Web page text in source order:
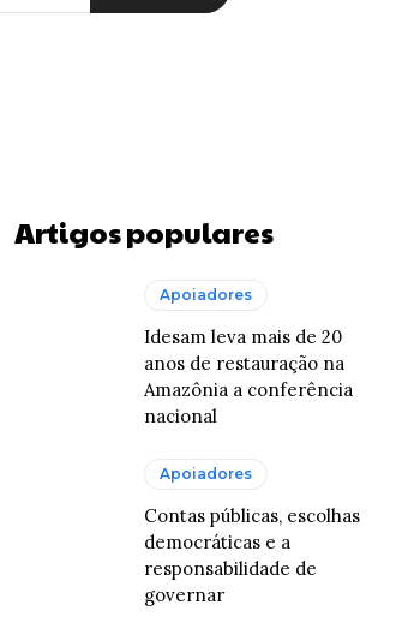
Artigos populares
Apoiadores
Idesam leva mais de 20
anos de restauração na
Amazônia a conferência
nacional
Apoiadores
Contas públicas, escolhas
democráticas e a
responsabilidade de
governar